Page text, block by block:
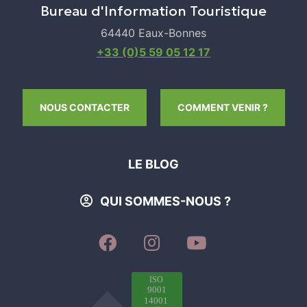
Ouvert
Samedi
Ouvert
Bureau d'Information Touristique
64440 Eaux-Bonnes
+33 (0)5 59 05 12 17
NOUS CONTACTER COMMENT VENIR ?
LE BLOG
QUI SOMMES-NOUS ?
SUIVEZ-
NOUS
SUIVEZ-
NOUS